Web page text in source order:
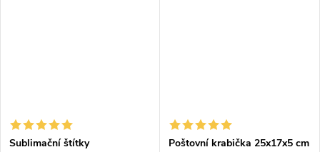
Sublimační štítky Poštovní krabička 25x17x5 cm